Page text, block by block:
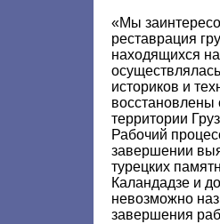
«Мы
реставрация
находящихся
историков и
территории
Рабочий
завершении
турецких
Каландадзе и
невозможно
завершения